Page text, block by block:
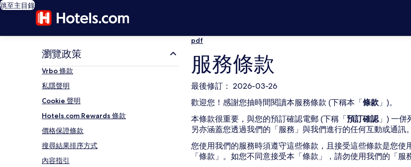
跳至主目錄
瀏覽政策
Vrbo 條款
私隱聲明
Cookie 聲明
Hotels.com Rewards 條款
價格保證條款
搜尋結果排序方式
內容指引
pdf
服務條款
最後修訂： 2026-03-26
歡迎您！感謝您抽時間閱讀本服務條款 (下稱本「條款 」)。
本條款很重要，與您的預訂確認電郵 (下稱「預訂確認」) 一併
另亦涵蓋您透過我們的「服務」與我們進行的任何互動或通訊。
您使用我們的服務時須遵守這些條款，且接受這些條款是您
「條款」。如您不同意接受本「條款」，請勿使用我們的「服